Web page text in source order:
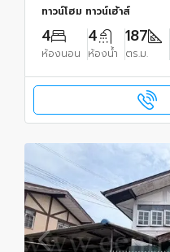
ทาวน์โฮม ทาวน์เฮ้าส์
4
ห้องนอน
4
ห้องน้ำ
187
ตร.ม.